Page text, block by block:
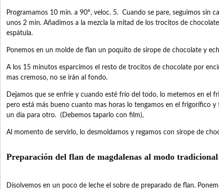
Programamos 10 min. a 90º, veloc. 5. Cuando se pare, seguimos sin
unos 2 min. Añadimos a la mezcla la mitad de los trocitos de
espátula.
Ponemos en un molde de flan un poquito de sirope de chocolate y
A los 15 minutos esparcimos el resto de trocitos de chocolate por
mas cremoso, no se irán al fondo.
Dejamos que se enfríe y cuando esté frío del todo, lo metemos en el
pero está más bueno cuanto mas horas lo tengamos en el frigorífico
un día para otro. (Debemos taparlo con film),
Al momento de servirlo, lo desmoldamos y regamos con sirope de
Preparación del flan de magdalenas al modo
Disolvemos en un poco de leche el sobre de preparado de flan.